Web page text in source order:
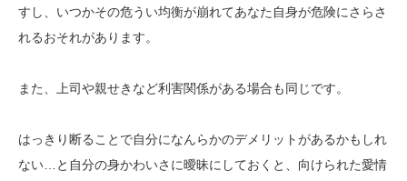
すし、いつかその危うい均衡が崩れてあなた自身が危険にさらさ
れるおそれがあります。
また、上司や親せきなど利害関係がある場合も同じです。
はっきり断ることで自分になんらかのデメリットがあるかもしれ
ない…と自分の身かわいさに曖昧にしておくと、向けられた愛情